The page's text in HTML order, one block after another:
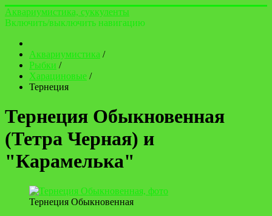
Аквариумистика, суккуленты
Включить/выключить навигацию
Аквариумистика /
Рыбки /
Харациновые /
Тернеция
Тернеция Обыкновенная
(Тетра Черная) и
"Карамелька"
Тернеция Обыкновенная